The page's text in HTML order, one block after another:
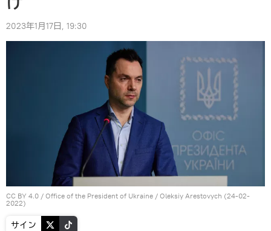
2023年1月17日, 19:30
CC BY 4.0 / Office of the President of Ukraine / Oleksiy Arestovych (24-02-
2022)
サイン